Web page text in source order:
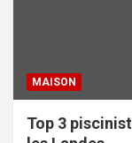
MAISON
Top 3